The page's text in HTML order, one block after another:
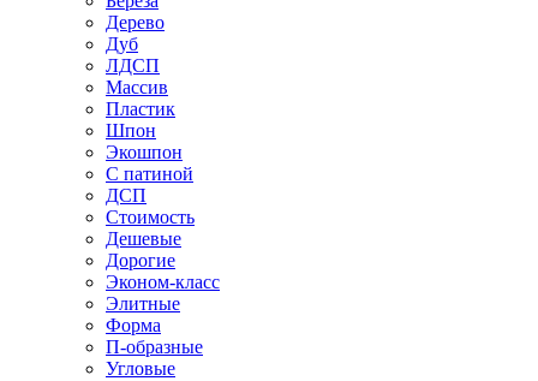
Дерево
Дуб
ЛДСП
Массив
Пластик
Шпон
Экошпон
С патиной
ДСП
Стоимость
Дешевые
Дорогие
Эконом-класс
Элитные
Форма
П-образные
Угловые